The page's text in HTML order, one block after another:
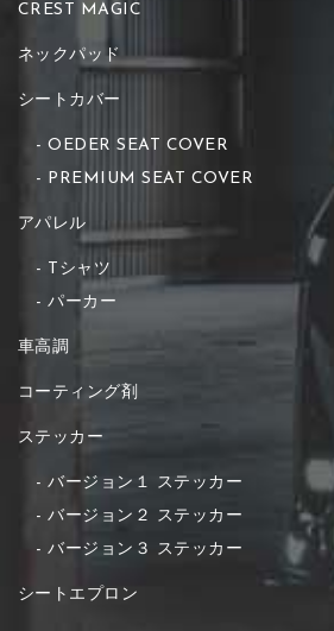
CREST MAGIC
ネックパッド
シートカバー
OEDER SEAT COVER
PREMIUM SEAT COVER
アパレル
Tシャツ
パーカー
車高調
コーティング剤
ステッカー
バージョン１ ステッカー
バージョン２ ステッカー
バージョン３ ステッカー
シートエプロン